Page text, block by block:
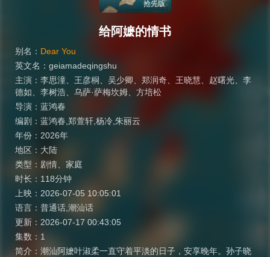
抢先版
给阿嬷的情书
别名： Dear You
英文名： geiamadeqingshu
主演： 李思潼 王彦桐 吴少卿 郑润奇 王晓慧 赵曙光
李
德如
李树浩 乌萨·萨梅坎姆
方培松
导演： 蓝鸿春
编剧： 蓝鸿春,郑萱轩,杨冷,朱丽云
年份： 2026年
地区： 大陆
类型： 剧情
家庭
时长： 118分钟
上映： 2026-07-05 10:05:01
语言： 普通话,潮汕话
更新： 2026-07-17 00:43:05
集数： 1
简介： 潮汕阿嬷叶淑柔一直守着平淡的日子，安享晚年。孙子晓